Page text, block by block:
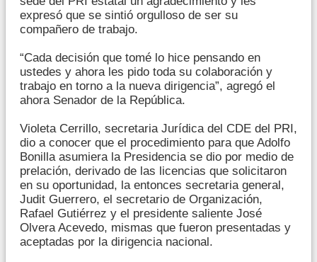
expresó que se sintió orgulloso de ser su
compañero de trabajo.
“Cada decisión que tomé lo hice pensando en
ustedes y ahora les pido toda su colaboración y
trabajo en torno a la nueva dirigencia”, agregó el
ahora Senador de la República.
Violeta Cerrillo, secretaria Jurídica del CDE del PRI,
dio a conocer que el procedimiento para que Adolfo
Bonilla asumiera la Presidencia se dio por medio de
prelación, derivado de las licencias que solicitaron
en su oportunidad, la entonces secretaria general,
Judit Guerrero, el secretario de Organización,
Rafael Gutiérrez y el presidente saliente José
Olvera Acevedo, mismas que fueron presentadas y
aceptadas por la dirigencia nacional.